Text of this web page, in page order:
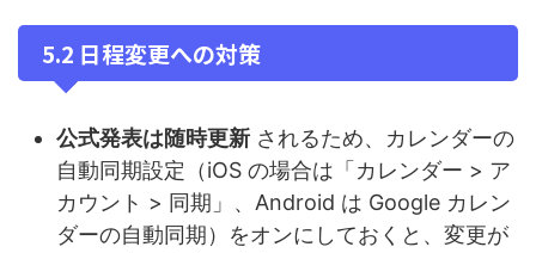
5.2 日程変更への対策
公式発表は随時更新 されるため、カレンダーの
自動同期設定（iOS の場合は「カレンダー > ア
カウント > 同期」、Android は Google カレン
ダーの自動同期）をオンにしておくと、変更が